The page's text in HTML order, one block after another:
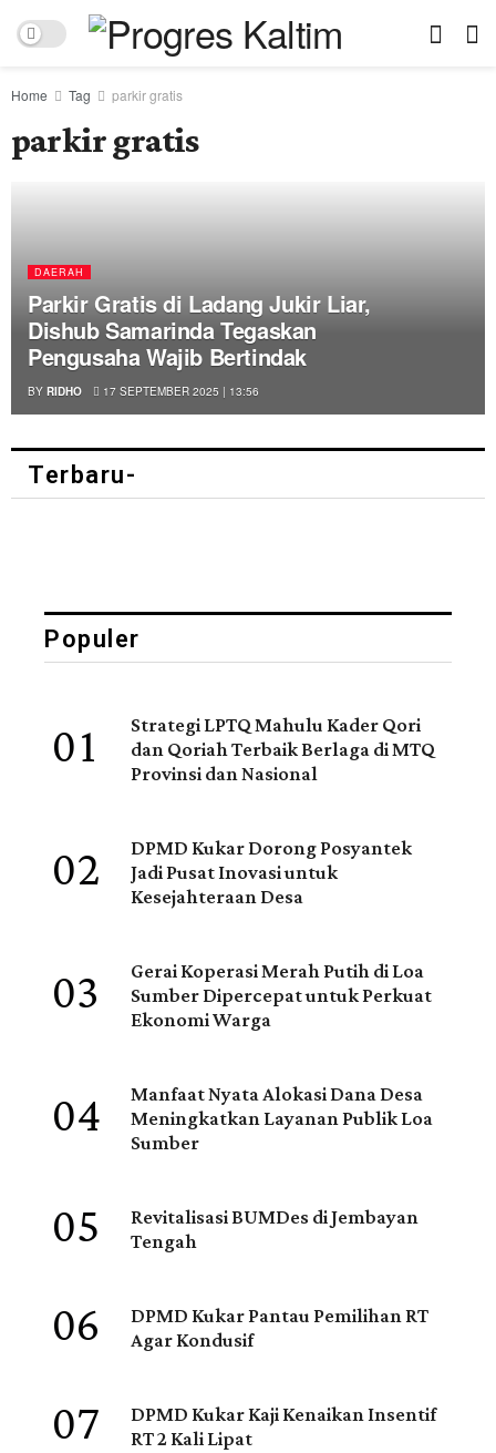
Home Tag parkir gratis
parkir gratis
DAERAH
Parkir Gratis di Ladang Jukir Liar,
Dishub Samarinda Tegaskan
Pengusaha Wajib Bertindak
BY RIDHO 17 SEPTEMBER 2025 | 13:56
Terbaru-
Populer
01 Strategi LPTQ Mahulu Kader Qori
dan Qoriah Terbaik Berlaga di MTQ
Provinsi dan Nasional
02 DPMD Kukar Dorong Posyantek
Jadi Pusat Inovasi untuk
Kesejahteraan Desa
03 Gerai Koperasi Merah Putih di Loa
Sumber Dipercepat untuk Perkuat
Ekonomi Warga
04 Manfaat Nyata Alokasi Dana Desa
Meningkatkan Layanan Publik Loa
Sumber
05 Revitalisasi BUMDes di Jembayan
Tengah
06 DPMD Kukar Pantau Pemilihan RT
Agar Kondusif
07 DPMD Kukar Kaji Kenaikan Insentif
RT 2 Kali Lipat